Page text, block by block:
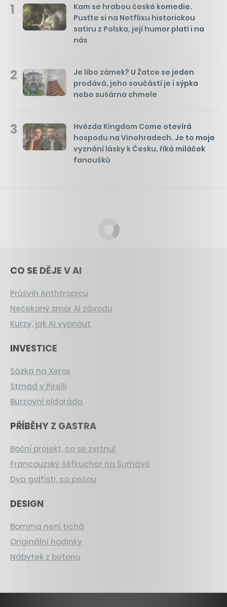
1
Kam se hrabou české komedie.
Pusťte si na Netflixu historickou
satiru z Polska, její humor platí i na
nás
2
Je libo zámek? U Žatce se jeden
prodává, jeho součástí je i sýpka
nebo sušárna chmele
3
Hvězda Kingdom Come otevírá
hospodu na Vinohradech. Je to moje
vyznání lásky k Česku, říká miláček
fanoušků
CO SE DĚJE V AI
Průšvih Anthtropicu
Nečekaný směr AI závodu
Kurzy, jak AI vypnout
INVESTICE
Sázka na Xerox
Strnad v Pirelli
Burzovní eldorádo
PŘÍBĚHY Z GASTRA
Boční projekt, co se zvrtnul
Francouzský šéfkuchař na Šumavě
Dva golfisti, co pečou
DESIGN
Bomma není tichá
Originální hodinky
Nábytek z betonu